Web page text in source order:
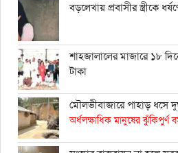
বড়লেখায় প্রবাসীর স্ত্রীকে
শাহ্জালালের মাজারে ১৮
টাকা
মৌলভীবাজারে পাহাড় ধসে
অর্ধলক্ষাধিক মানুষের ঝুঁকিপুর্ণ